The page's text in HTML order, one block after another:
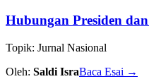
Hubungan Presiden
Topik: Jurnal Nasional
Oleh: Saldi IsraBaca Esai →